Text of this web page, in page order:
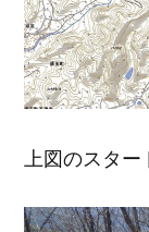
上図のスター